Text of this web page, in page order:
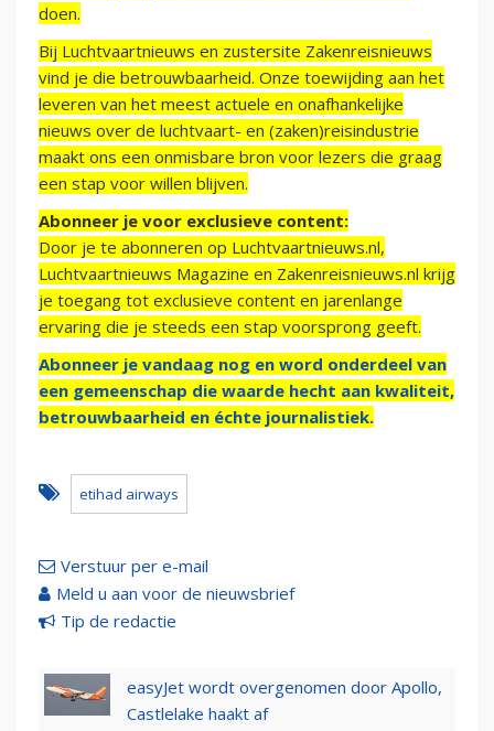
doen.
Bij Luchtvaartnieuws en zustersite Zakenreisnieuws
vind je die betrouwbaarheid. Onze toewijding aan het
leveren van het meest actuele en onafhankelijke
nieuws over de luchtvaart- en (zaken)reisindustrie
maakt ons een onmisbare bron voor lezers die graag
een stap voor willen blijven.
Abonneer je voor exclusieve content:
Door je te abonneren op Luchtvaartnieuws.nl,
Luchtvaartnieuws Magazine en Zakenreisnieuws.nl krijg
je toegang tot exclusieve content en jarenlange
ervaring die je steeds een stap voorsprong geeft.
Abonneer je vandaag nog en word onderdeel van
een gemeenschap die waarde hecht aan kwaliteit,
betrouwbaarheid en échte journalistiek.
etihad airways
Verstuur per e-mail
Meld u aan voor de nieuwsbrief
Tip de redactie
easyJet wordt overgenomen door Apollo,
Castlelake haakt af